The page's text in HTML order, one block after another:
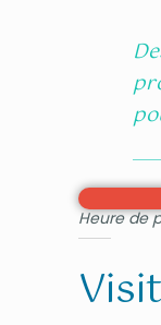
Heure de